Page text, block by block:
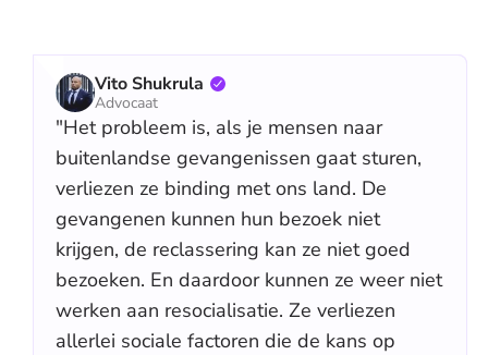
Vito Shukrula
Advocaat
"Het probleem is, als je mensen naar
buitenlandse gevangenissen gaat sturen,
verliezen ze binding met ons land. De
gevangenen kunnen hun bezoek niet
krijgen, de reclassering kan ze niet goed
bezoeken. En daardoor kunnen ze weer niet
werken aan resocialisatie. Ze verliezen
allerlei sociale factoren die de kans op